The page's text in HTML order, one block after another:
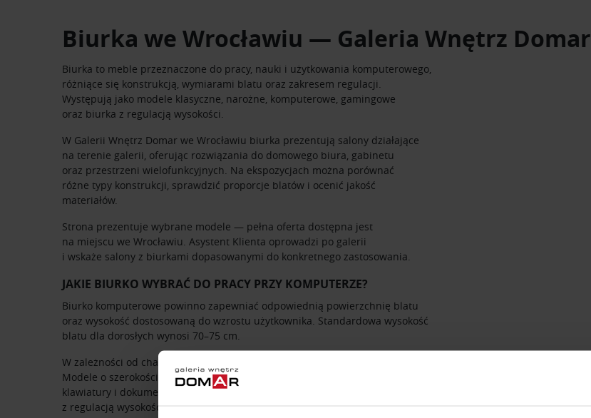
Biurka we Wrocławiu — Galeria Wnętrz Domar
Biurka to meble przeznaczone do pracy, nauki i użytkowania komputerowego,
różniące się konstrukcją, wymiarami blatu oraz zakresem regulacji.
Występują jako modele klasyczne, narożne, komputerowe, gamingowe
oraz biurka z regulacją wysokości.
W Galerii Wnętrz Domar we Wrocławiu biurka prezentują salony działające
na terenie galerii, oferując rozwiązania do domowego biura, gabinetu
oraz przestrzeni wielofunkcyjnych. Na ekspozycjach można porównać
różne typy konstrukcji, sprawdzić proporcje blatów i ocenić jakość
materiałów.
Strona prezentuje wybrane modele — pełna oferta dostępna jest
na miejscu we Wrocławiu. Asystent Klienta oprowadzi po galerii
i wskaże salony z biurkami dopasowanymi do konkretnego zastosowania.
JAKIE BIURKO WYBRAĆ DO PRACY PRZY KOMPUTERZE?
Biurko komputerowe powinno zapewniać odpowiednią powierzchnię blatu
oraz wysokość dostosowaną do wzrostu użytkownika. Standardowa wysokość
blatu dla dorosłych wynosi 70–75 cm.
W zależności od charakteru pracy znaczenie ma także szerokość blatu.
Modele o szerokości minimum 120 cm pozwalają na ustawienie monitora,
klawiatury i dokumentów. W salonach Domaru dostępne są również biurka
z regulacją wysokości, umożliwiające zmianę pozycji pracy.